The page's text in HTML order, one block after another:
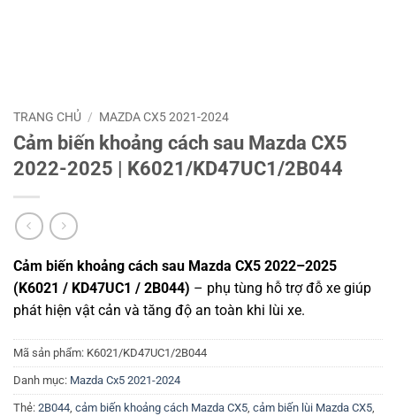
TRANG CHỦ / MAZDA CX5 2021-2024
Cảm biến khoảng cách sau Mazda CX5
2022-2025 | K6021/KD47UC1/2B044
Cảm biến khoảng cách sau Mazda CX5 2022–2025
(K6021 / KD47UC1 / 2B044) – phụ tùng hỗ trợ đỗ xe giúp
phát hiện vật cản và tăng độ an toàn khi lùi xe.
Mã sản phẩm: K6021/KD47UC1/2B044
Danh mục: Mazda Cx5 2021-2024
Thẻ: 2B044, cảm biến khoảng cách Mazda CX5, cảm biến lùi Mazda CX5,